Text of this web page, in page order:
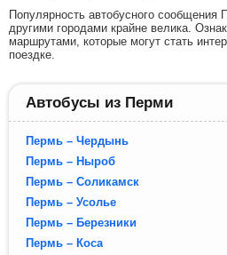
Популярность автобусного сообщения
другими городами крайне велика.
маршрутами, которые могут стать
поездке.
Автобусы из Перми
Пермь – Чердынь
Пермь – Ныроб
Пермь – Соликамск
Пермь – Усолье
Пермь – Березники
Пермь – Коса